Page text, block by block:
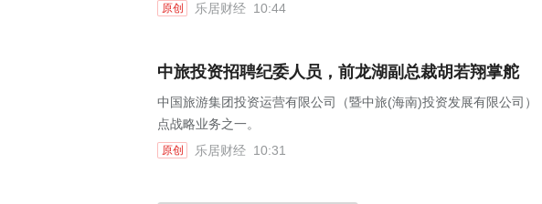
原创 乐居财经 10:44
中旅投资招聘纪委人员，前龙湖副总裁胡若翔掌舵
中国旅游集团投资运营有限公司（暨中旅(海南)投资发展有限公司
点战略业务之一。
原创 乐居财经 10:31